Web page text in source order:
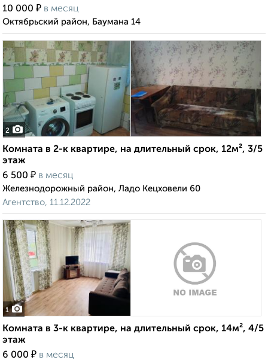
10 000 ₽ в месяц
Октябрьский район, Баумана 14
2
Комната в 2-к квартире, на длительный срок, 12м², 3/5
этаж
6 500 ₽ в месяц
Железнодорожный район, Ладо Кецховели 60
Агентство, 11.12.2022
1
Комната в 3-к квартире, на длительный срок, 14м², 4/5
этаж
6 000 ₽ в месяц